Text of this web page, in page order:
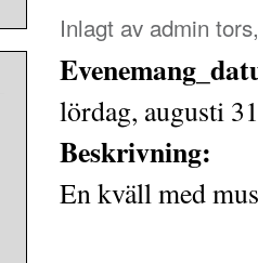
Inlagt av admin
lördag, augusti
Beskrivning:
En kväll med